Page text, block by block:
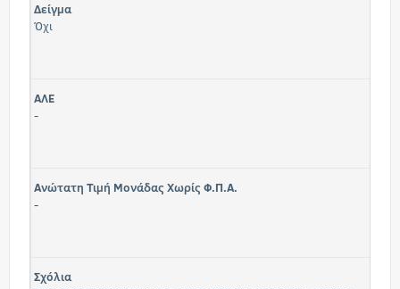
Δείγμα
Όχι
ΑΛΕ
-
Ανώτατη Τιμή Μονάδας Χωρίς Φ.Π.Α.
-
Σχόλια